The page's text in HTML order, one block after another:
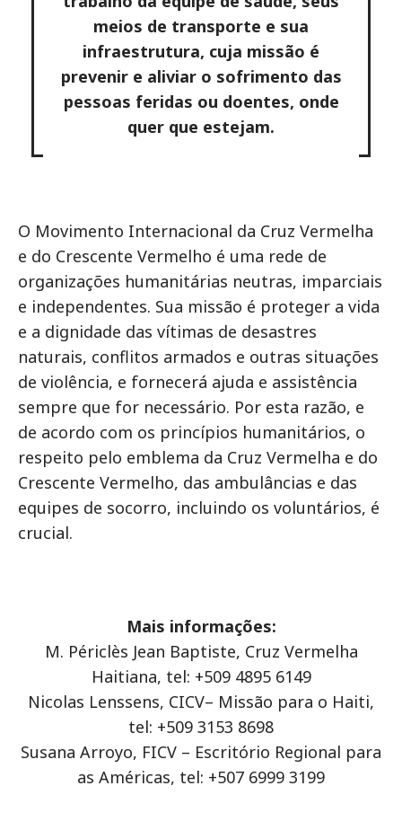
meios de transporte e sua
infraestrutura, cuja missão é
prevenir e aliviar o sofrimento das
pessoas feridas ou doentes, onde
quer que estejam.
O Movimento Internacional da Cruz Vermelha
e do Crescente Vermelho é uma rede de
organizações humanitárias neutras, imparciais
e independentes. Sua missão é proteger a vida
e a dignidade das vítimas de desastres
naturais, conflitos armados e outras situações
de violência, e fornecerá ajuda e assistência
sempre que for necessário. Por esta razão, e
de acordo com os princípios humanitários, o
respeito pelo emblema da Cruz Vermelha e do
Crescente Vermelho, das ambulâncias e das
equipes de socorro, incluindo os voluntários, é
crucial.
Mais informações:
M. Périclès Jean Baptiste, Cruz Vermelha
Haitiana, tel: +509 4895 6149
Nicolas Lenssens, CICV– Missão para o Haiti,
tel: +509 3153 8698
Susana Arroyo, FICV – Escritório Regional para
as Américas, tel: +507 6999 3199